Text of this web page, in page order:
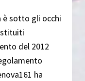
è sotto gli occhi
del 2012
ha